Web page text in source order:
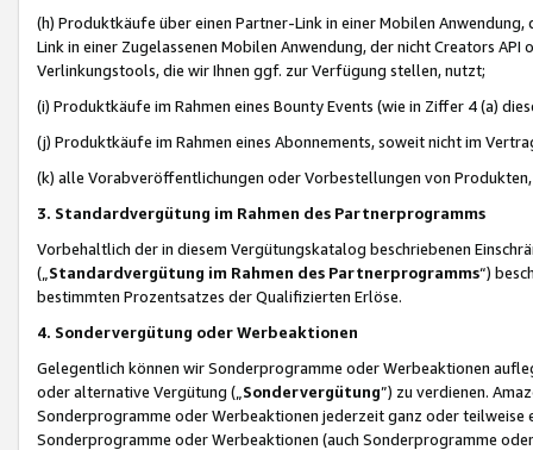
(h) Produktkäufe über einen Partner-Link in einer Mobilen
Link in einer Zugelassenen Mobilen Anwendung, der nicht Creators
Verlinkungstools, die wir Ihnen ggf. zur Verfügung stellen, nutzt;
(i) Produktkäufe im Rahmen eines Bounty Events (wie in Ziffer 4 (a)
(j) Produktkäufe im Rahmen eines Abonnements, soweit nicht im
(k) alle Vorabveröffentlichungen oder Vorbestellungen von
3. Standardvergütung im Rahmen des Partnerprogramms
Vorbehaltlich der in diesem Vergütungskatalog beschriebenen
(„ Standardvergütung im Rahmen des Partnerprogramms“)
bestimmten Prozentsatzes der Qualifizierten Erlöse.
4. Sondervergütung oder Werbeaktionen
Gelegentlich können wir Sonderprogramme oder Werbeaktionen
oder alternative Vergütung („ Sondervergütung”) zu verdienen.
Sonderprogramme oder Werbeaktionen jederzeit ganz oder
Sonderprogramme oder Werbeaktionen (auch Sonderprogramme